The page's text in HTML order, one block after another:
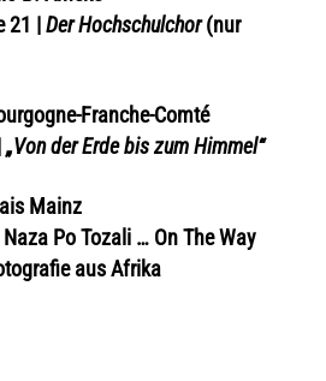
21 |Der Hochschulchor(nur
Franche-Comté
„Von der Erde bis zum Himmel“
Mainz
Po Tozali … On The Way
aus Afrika